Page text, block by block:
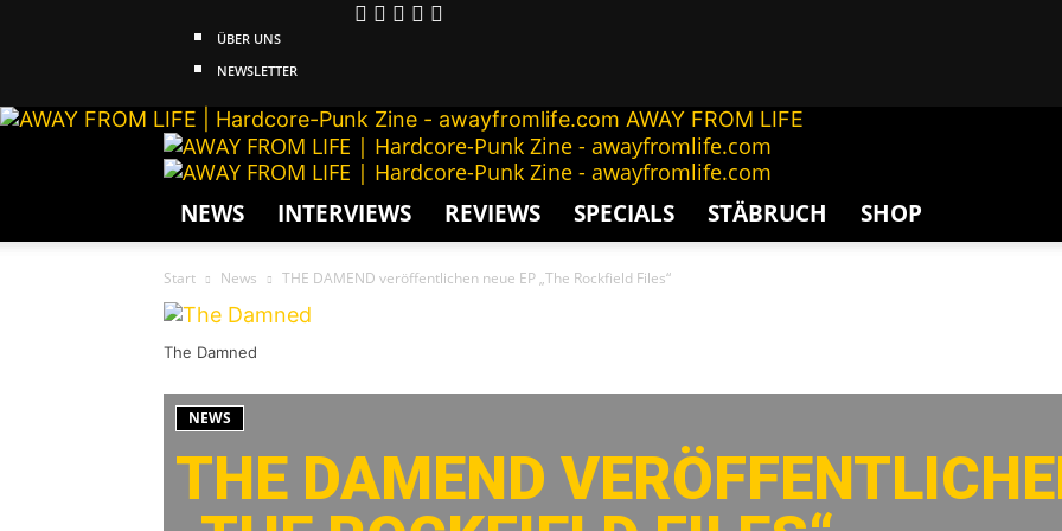
ÜBER UNS
NEWSLETTER
AWAY FROM LIFE
NEWS INTERVIEWS REVIEWS SPECIALS STÄBRUCH SHOP
Start News THE DAMEND veröffentlichen neue EP „The Rockfield Files“
The Damned
NEWS
THE DAMEND